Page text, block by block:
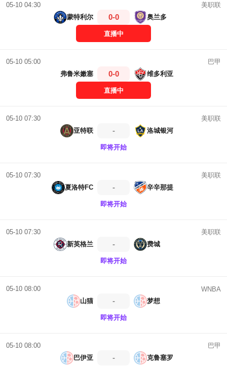
05-10 04:30
美职联
蒙特利尔
0-0 奥兰多
直播中
05-10 05:00
巴甲
弗鲁米嫩塞
0-0 维多利亚
直播中
05-10 07:30
美职联
亚特联
- 洛城银河
即将开始
05-10 07:30
美职联
夏洛特FC
- 辛辛那提
即将开始
05-10 07:30
美职联
新英格兰
- 费城
即将开始
05-10 08:00
WNBA
山猫
- 梦想
即将开始
05-10 08:00
巴甲
巴伊亚
- 克鲁塞罗